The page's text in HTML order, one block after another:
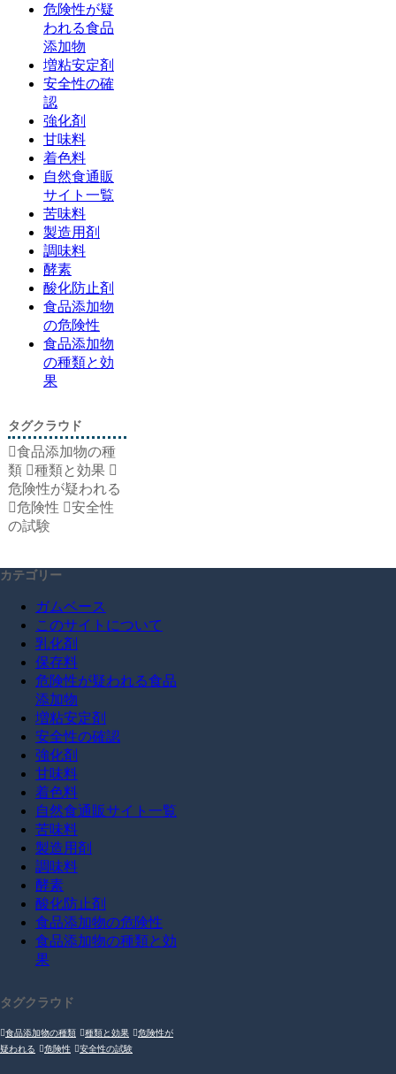
危険性が疑
われる食品
添加物
増粘安定剤
安全性の確
認
強化剤
甘味料
着色料
自然食通販
サイト一覧
苦味料
製造用剤
調味料
酵素
酸化防止剤
食品添加物
の危険性
食品添加物
の種類と効
果
タグクラウド
食品添加物の種
類
種類と効果
危険性が疑われる
危険性
安全性
の試験
カテゴリー
ガムベース
このサイトについて
乳化剤
保存料
危険性が疑われる食品
添加物
増粘安定剤
安全性の確認
強化剤
甘味料
着色料
自然食通販サイト一覧
苦味料
製造用剤
調味料
酵素
酸化防止剤
食品添加物の危険性
食品添加物の種類と効
果
タグクラウド
食品添加物の種類 種類と効果
危険性が
疑われる
危険性 安全性の試験